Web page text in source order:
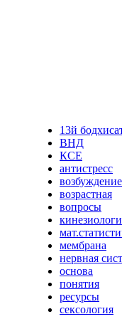
13й
ВНД
КСЕ
антистресс
возбуждение
возрастная
вопросы
мембрана
нервная
основа
понятия
ресурсы
сексология